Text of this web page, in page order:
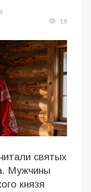
16
святых
Мужчины
князя